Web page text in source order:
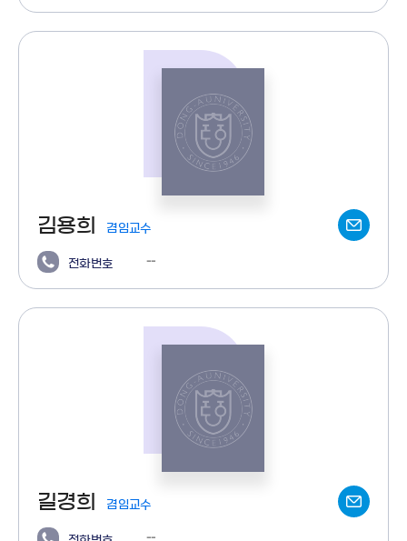
김용희 겸임교수
전화번호 --
길경희 겸임교수